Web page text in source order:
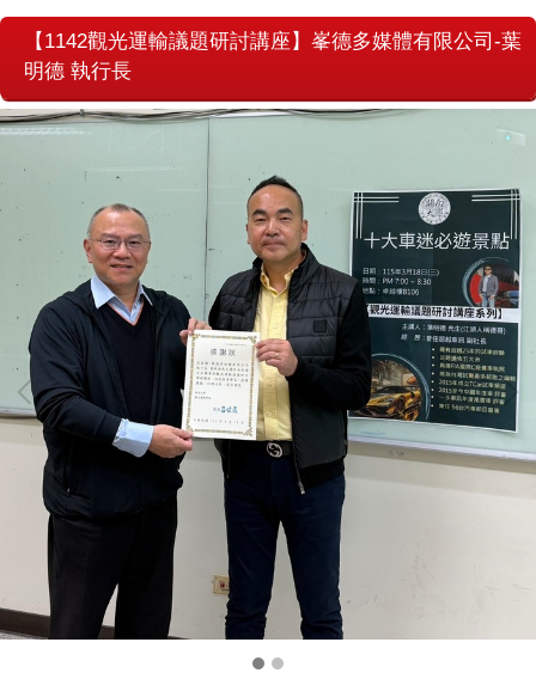
【1142觀光運輸議題研討講座】峯德多媒體有限公司-葉
明德 執行長